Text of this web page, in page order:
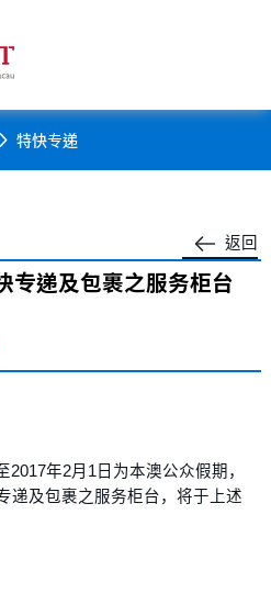
特快专递
返回
专递及包裹之服务柜台
2017年2月1日为本澳公众假期，
递及包裹之服务柜台，将于上述